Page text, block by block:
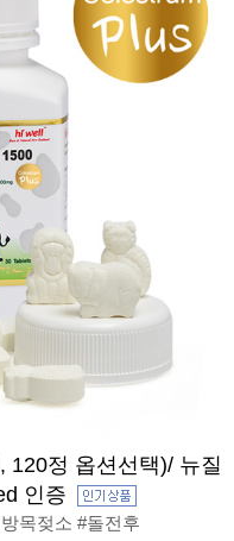
120정 옵션선택)/ 뉴질
인증
목젖소 #돌전후